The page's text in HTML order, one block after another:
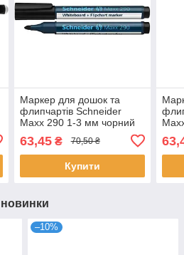
Маркер для дошок та
флипчартів Schneider
Maxx 290 1-3 мм чорний
63,45₴ 70,50 ₴
Купити
новинки
–10%